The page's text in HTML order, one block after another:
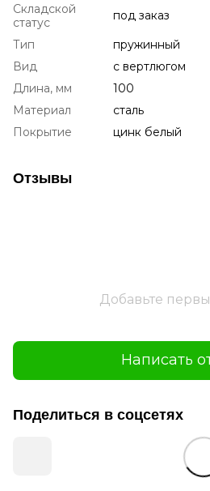
Складской
статус
под заказ
Тип
пружинный
Вид
с вертлюгом
Длина, мм
100
Материал
сталь
Покрытие
цинк белый
Отзывы
Добавьте
Написать
Поделиться в соцсетях